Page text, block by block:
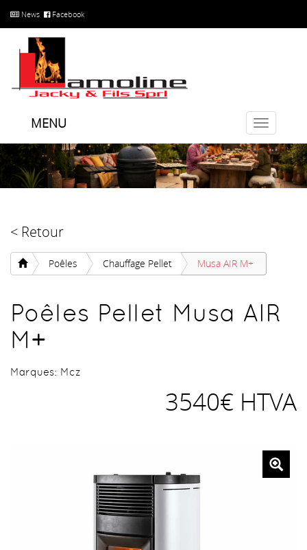
News Facebook
Toggle
MENU
< Retour
Poêles Chauffage Pellet Musa AIR M+
Poêles Pellet Musa AIR
M+
Marques: Mcz
3540€ HTVA